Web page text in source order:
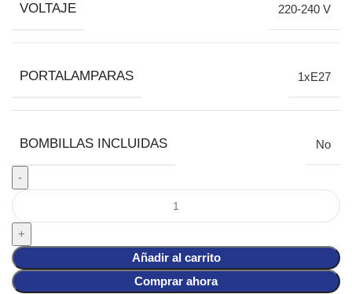
VOLTAJE 220-240 V
PORTALAMPARAS 1xE27
BOMBILLAS INCLUIDAS No
Añadir al carrito
Comprar ahora